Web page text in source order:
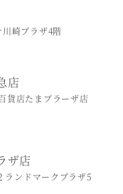
崎プラザ4階
店
貨店たまプラーザ店
ザ店
ランドマークプラザ5